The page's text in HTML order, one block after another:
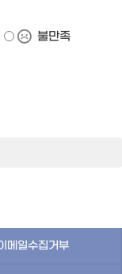
불만족
메일수집거부